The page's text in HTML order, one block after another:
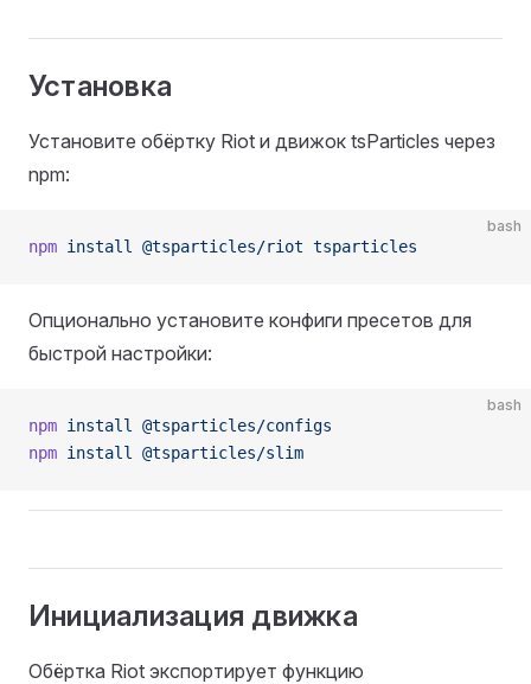
Установка
Установите обёртку Riot и движок tsParticles через
npm:
bash
npm install @tsparticles/riot tsparticles
Опционально установите конфиги пресетов для
быстрой настройки:
bash
npm install
@tsparticles/configs
npm install @tsparticles/slim
Инициализация движка
Обёртка Riot экспортирует функцию